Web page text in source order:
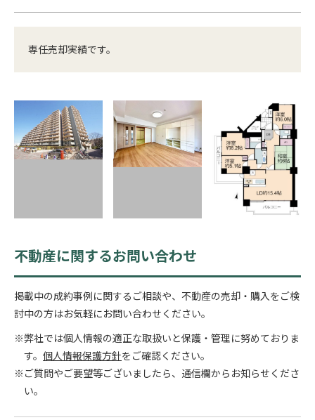
専任売却実績です。
不動産に関するお問い合わせ
掲載中の成約事例に関するご相談や、不動産の売却・購入をご検
討中の方はお気軽にお問い合わせください。
※弊社では個人情報の適正な取扱いと保護・管理に努めておりま
す。 個人情報保護方針をご確認ください。
※ご質問やご要望等ございましたら、通信欄からお知らせくださ
い。